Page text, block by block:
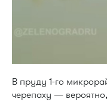
В пруду 1-го
черепаху —